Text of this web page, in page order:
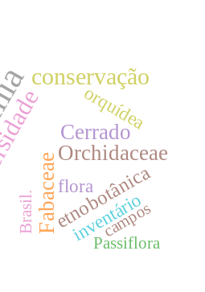
conservação
Fabaceae
Cerrado
Orchidaceae
etnobotânica
orquídea
inventário
flora
Passiflora
Brasil. campos